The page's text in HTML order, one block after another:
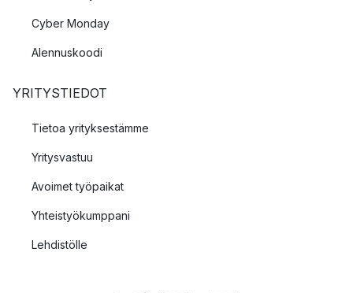
Cyber Monday
Alennuskoodi
YRITYSTIEDOT
Tietoa yrityksestämme
Yritysvastuu
Avoimet työpaikat
Yhteistyökumppani
Lehdistölle